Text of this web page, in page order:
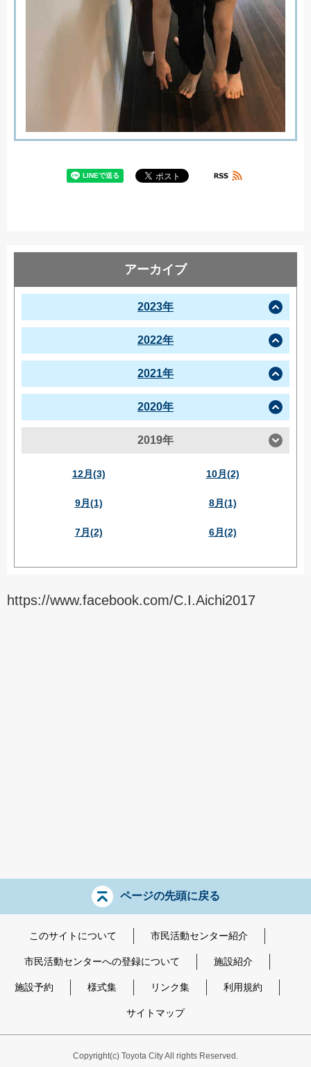
アーカイブ
2023年
2022年
2021年
2020年
2019年
12月(3) 10月(2)
9月(1) 8月(1)
7月(2) 6月(2)
https://www.facebook.com/C.I.Aichi2017
ページの先頭に戻る
このサイトについて 市民活動センター紹介
市民活動センターへの登録について 施設紹介
施設予約 様式集 リンク集 利用規約
サイトマップ
Copyright(c) Toyota City All rights Reserved.